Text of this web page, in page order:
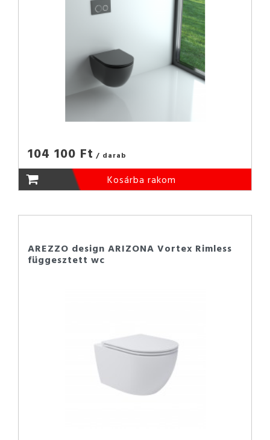
104 100 Ft / darab
Kosárba rakom
AREZZO design ARIZONA Vortex Rimless
függesztett wc